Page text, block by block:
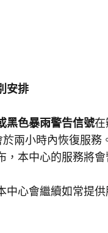
安排
黑色暴雨警告信號在
兩小時內恢復服務
，本中心的服務將
心會繼續如常提供